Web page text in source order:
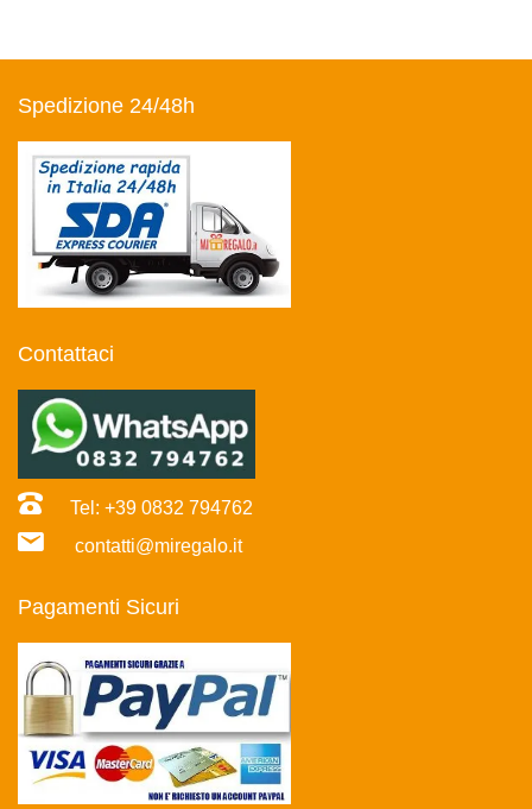
Spedizione 24/48h
Contattaci
Tel: +39 0832 794762
contatti@miregalo.it
Pagamenti Sicuri